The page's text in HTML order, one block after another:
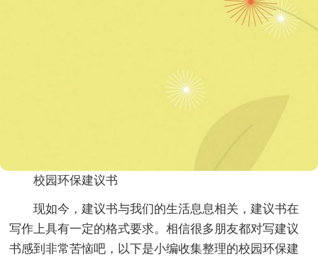
校园环保建议书
现如今，建议书与我们的生活息息相关，建议书在
写作上具有一定的格式要求。相信很多朋友都对写建议
书感到非常苦恼吧，以下是小编收集整理的校园环保建